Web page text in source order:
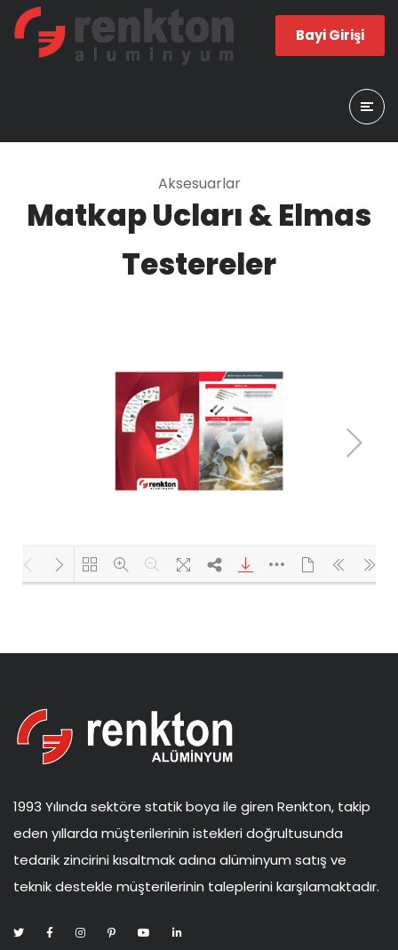
Bayi Girişi
Aksesuarlar
Matkap Ucları & Elmas
Testereler
1993 Yılında sektöre statik boya ile giren Renkton, takip
eden yıllarda müşterilerinin istekleri doğrultusunda
tedarik zincirini kısaltmak adına alüminyum satış ve
teknik destekle müşterilerinin taleplerini karşılamaktadır.